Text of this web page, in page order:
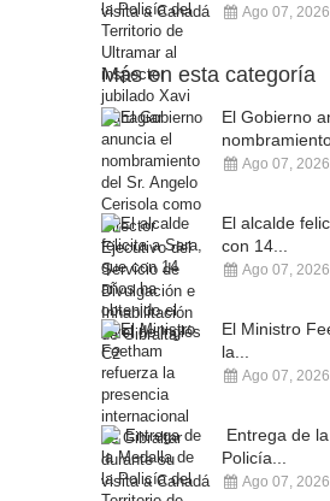
Ago 07, 2026
Más en esta categoría
El Gobierno
nombramiento
Ago 07, 2026
El alcalde
con 14...
Ago 07, 2026
El Ministro
la...
Ago 07, 2026
Entrega de
Policía...
Ago 07, 2026